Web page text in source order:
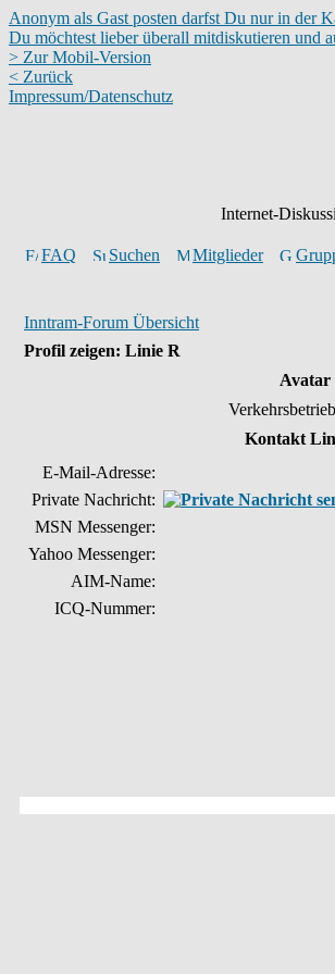
Anonym als Gast posten darfst Du nur in der
Du möchtest lieber überall mitdiskutieren und
> Zur Mobil-Version
< Zurück
Impressum/Datenschutz
Internet-
FAQ Suchen Mitglieder
Inntram-Forum Übersicht
Profil zeigen: Linie R
Avatar
Kontakt
E-Mail-Adresse:
Private Nachricht:
MSN Messenger:
Yahoo Messenger:
AIM-Name:
ICQ-Nummer: